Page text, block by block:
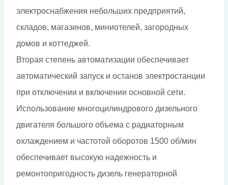
электроснабжения небольших предприятий,
складов, магазинов, миниотелей, загородных
домов и коттеджей.
Вторая степень автоматизации обеспечивает
автоматический запуск и останов электростанции
при отключении и включении основной сети.
Использование многоцилиндрового дизельного
двигателя большого объема с радиаторным
охлаждением и частотой оборотов 1500 об/мин
обеспечивает высокую надежность и
ремонтопригодность дизель генераторной